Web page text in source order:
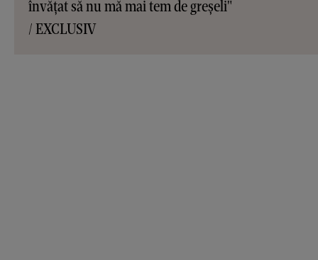
învățat să nu mă mai tem de greșeli"
/ EXCLUSIV